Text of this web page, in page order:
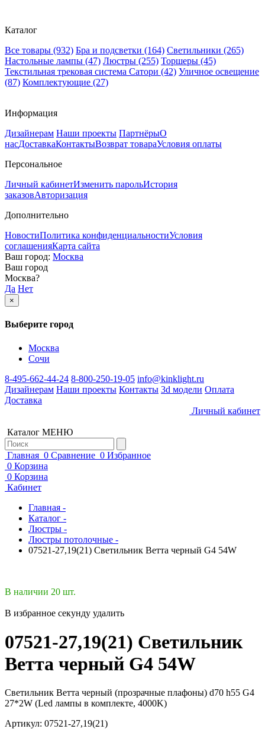
Каталог
Все товары (932) Бра и подсветки (164) Светильники (265)
Настольные лампы (47) Люстры (255) Торшеры (45)
Текстильная трековая система Сатори (42) Уличное освещение
(87) Комплектующие (27)
Информация
Дизайнерам Наши проекты ПартнёрыО
насДоставкаКонтактыВозврат товараУсловия оплаты
Персональное
Личный кабинетИзменить парольИстория
заказовАвторизация
Дополнительно
НовостиПолитика конфиденциальностиУсловия
соглашенияКарта сайта
Ваш город: Москва
Ваш город
Москва?
Да Нет
×
Выберите город
Москва
Сочи
8-495-662-44-24 8-800-250-19-05 info@kinklight.ru
Дизайнерам Наши проекты Контакты 3d модели Оплата
Доставка
Личный кабинет
Каталог МЕНЮ
Главная 0 Сравнение 0 Избранное
0 Корзина
0 Корзина
Кабинет
Главная -
Каталог -
Люстры -
Люстры потолочные -
07521-27,19(21) Светильник Ветта черный G4 54W
В наличии 20 шт.
В избранное секунду удалить
07521-27,19(21) Светильник
Ветта черный G4 54W
Светильник Ветта черный (прозрачные плафоны) d70 h55 G4
27*2W (Led лампы в комплекте, 4000K)
Артикул: 07521-27,19(21)